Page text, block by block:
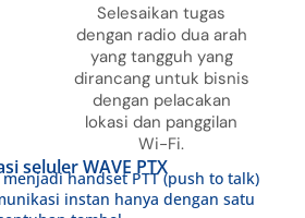
Selesaikan tugas
dengan radio dua arah
yang tangguh yang
dirancang untuk bisnis
dengan pelacakan
lokasi dan panggilan
Wi-Fi.
seluler WAVE PTX
handset PTT (push to talk)
instan hanya dengan satu